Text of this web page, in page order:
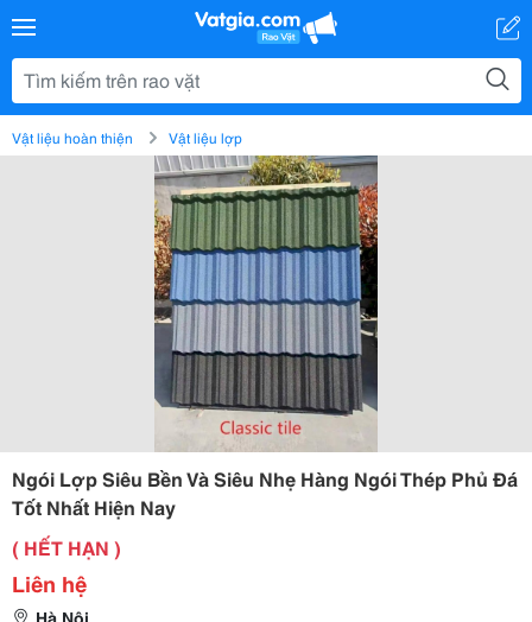
Vật liệu hoàn thiện Vật liệu lợp
Ngói Lợp Siêu Bền Và Siêu Nhẹ Hàng Ngói Thép Phủ Đá
Tốt Nhất Hiện Nay
( HẾT HẠN )
Liên hệ
Hà Nội